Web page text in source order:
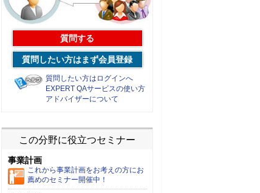
質問する
質問したい方はまず会員登録
質問したい方はログインへ
EXPERT QAサービスの使い方
アドバイザーについて
この分野に役立つセミナー
事業計画
これから事業計画をお考えの方にお
薦めのセミナー開催中！